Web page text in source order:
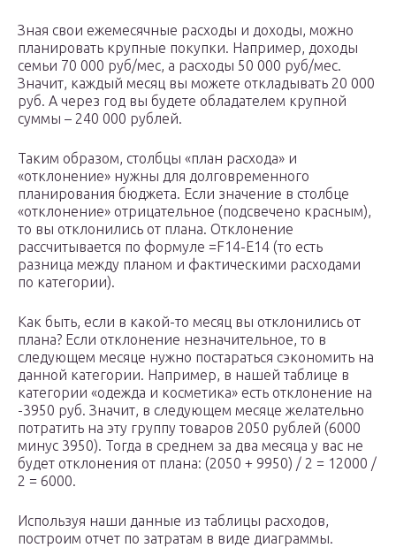
Зная свои ежемесячные расходы и доходы, можно
планировать крупные покупки. Например, доходы
семьи 70 000 руб/мес, а расходы 50 000 руб/мес.
Значит, каждый месяц вы можете откладывать 20 000
руб. А через год вы будете обладателем крупной
суммы – 240 000 рублей.
Таким образом, столбцы «план расхода» и
«отклонение» нужны для долговременного
планирования бюджета. Если значение в столбце
«отклонение» отрицательное (подсвечено красным),
то вы отклонились от плана. Отклонение
рассчитывается по формуле =F14-E14 (то есть
разница между планом и фактическими расходами
по категории).
Как быть, если в какой-то месяц вы отклонились от
плана? Если отклонение незначительное, то в
следующем месяце нужно постараться сэкономить на
данной категории. Например, в нашей таблице в
категории «одежда и косметика» есть отклонение на
-3950 руб. Значит, в следующем месяце желательно
потратить на эту группу товаров 2050 рублей (6000
минус 3950). Тогда в среднем за два месяца у вас не
будет отклонения от плана: (2050 + 9950) / 2 = 12000 /
2 = 6000.
Используя наши данные из таблицы расходов,
построим отчет по затратам в виде диаграммы.